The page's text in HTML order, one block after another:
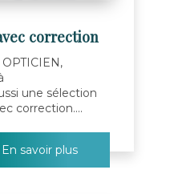
correction
une sélection
correction....
En savoir plus